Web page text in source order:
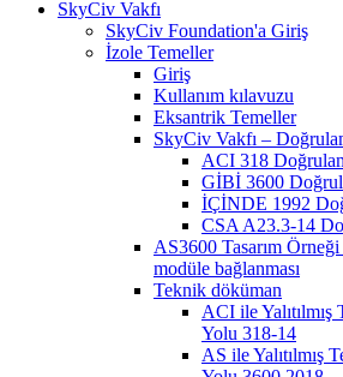
SkyCiv Vakfı
SkyCiv Foundation'a Giriş
İzole Temeller
Giriş
Kullanım kılavuzu
Eksantrik Temeller
SkyCiv Vakfı –
ACI 318
GİBİ 3600
İÇİNDE 1992
CSA A23.3-14
AS3600 Tasarım
modüle bağlanması
Teknik döküman
ACI ile Yalıtılmış
Yolu 318-14
AS ile Yalıtılmış